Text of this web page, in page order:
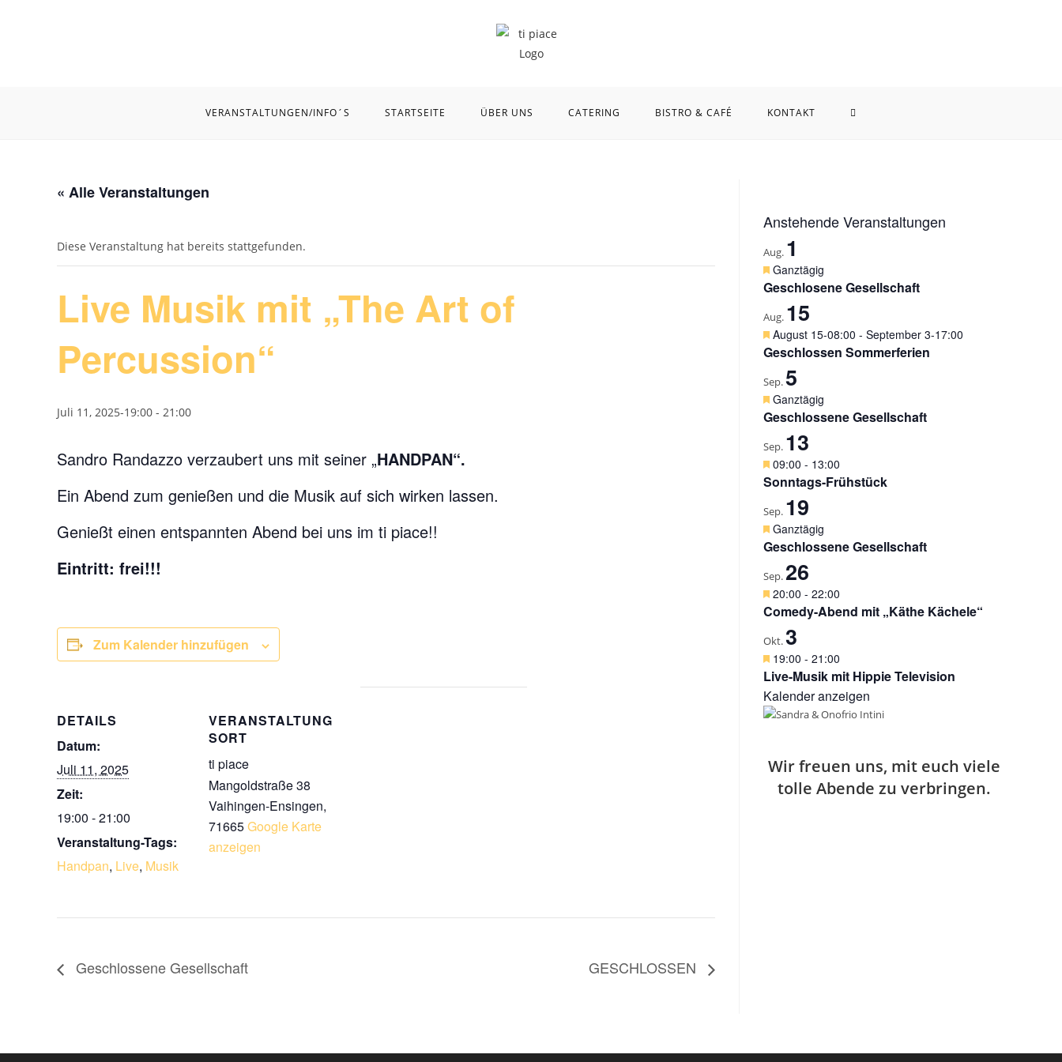
VERANSTALTUNGEN/INFO´S STARTSEITE ÜBER UNS CATERING BISTRO & CAFÉ KONTAKT WEBSITE-
UMSCHALTEN
« Alle Veranstaltungen
Diese Veranstaltung hat bereits stattgefunden.
Live Musik mit „The Art of
Percussion“
Juli 11, 2025-19:00 - 21:00
Sandro Randazzo verzaubert uns mit seiner „HANDPAN“.
Ein Abend zum genießen und die Musik auf sich wirken lassen.
Genießt einen entspannten Abend bei uns im ti piace!!
Eintritt: frei!!!
Zum Kalender hinzufügen
DETAILS
Datum:
Juli 11, 2025
Zeit:
19:00 - 21:00
Veranstaltung-Tags:
Handpan, Live, Musik
VERANSTALTUNG
SORT
ti piace
Mangoldstraße 38
Vaihingen-Ensingen,
71665Google Karte
anzeigen
Geschlossene Gesellschaft GESCHLOSSEN
Anstehende Veranstaltungen
Aug. 1
H
e
v
o
r
g
h
o
b
n
Ganztägig
Geschlosene Gesellschaft
Aug. 15
H
e
v
o
r
g
h
o
b
n
August 15-08:00 - September 3-17:00
Geschlossen Sommerferien
Sep.5
H
e
v
o
r
g
h
o
b
n
Ganztägig
Geschlossene Gesellschaft
Sep. 13
H
e
v
o
r
g
h
o
b
n
09:00 - 13:00
Sonntags-Frühstück
Sep. 19
H
e
v
o
r
g
e
h
o
b
e
n
Ganztägig
Geschlossene Gesellschaft
Sep.26
H
e
v
o
r
g
e
h
e
n
20:00 - 22:00
Comedy-Abend mit „Käthe Kächele“
Okt. 3
H
e
v
o
e
19:00 - 21:00
Live-Musik mit Hippie Television
Kalender anzeigen
Wir freuen uns, mit euch viele
tolle Abende zu verbringen.